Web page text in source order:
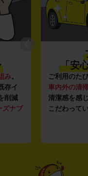
み。
存イ
削減
ズナブ
「安
ご利用のたび
車内外の清
清潔感を感
こだわって